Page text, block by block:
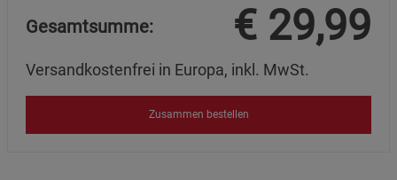
Gesamtsumme: € 29,99
Versandkostenfrei in Europa, inkl. MwSt.
Zusammen bestellen